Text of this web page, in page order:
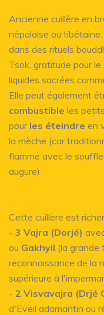
Ancienne cuillère en
népalaise ou
dans des rituels
Tsok, gratitude pour
liquides sacrées
Elle peut également
combustible les
pour les éteindre en
la mèche (car
flamme avec le
augure)
Cette cuillère est
- 3 Vajra (Dorjé)
ou Gakhyil (la grande
reconnaissance de la
supérieure à
- 2 Visvavajra (Drjé
d'Eveil adamantin ou